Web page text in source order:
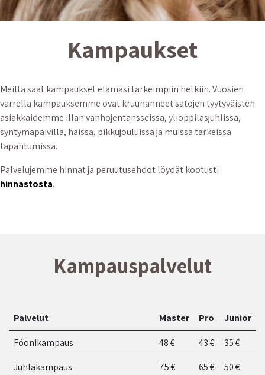
Kampaukset
Meiltä saat kampaukset elämäsi tärkeimpiin hetkiin. Vuosien
varrella kampauksemme ovat kruunanneet satojen tyytyväisten
asiakkaidemme illan vanhojentansseissa, ylioppilasjuhlissa,
syntymäpäivillä, häissä, pikkujouluissa ja muissa tärkeissä
tapahtumissa.
Palvelujemme hinnat ja peruutusehdot löydät kootusti
hinnastosta.
Kampauspalvelut
Palvelut Master Pro
Junior
Föönikampaus
48 € 43 €
35 €
Juhlakampaus
75 € 65 €
50 €